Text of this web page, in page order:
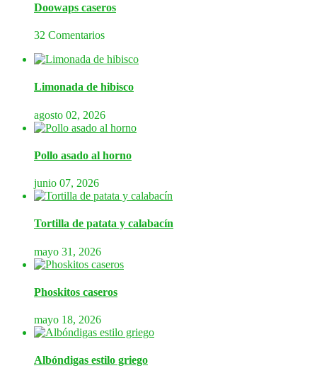
Doowaps caseros
32 Comentarios
Limonada de hibisco
agosto 02, 2026
Pollo asado al horno
junio 07, 2026
Tortilla de patata y calabacín
mayo 31, 2026
Phoskitos caseros
mayo 18, 2026
Albóndigas estilo griego